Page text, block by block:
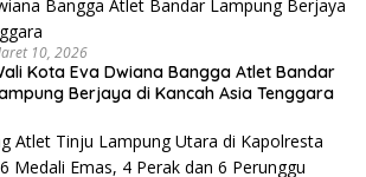
10, 2026
Kota Eva Dwiana Bangga Atlet Bandar
Berjaya di Kancah Asia Tenggara